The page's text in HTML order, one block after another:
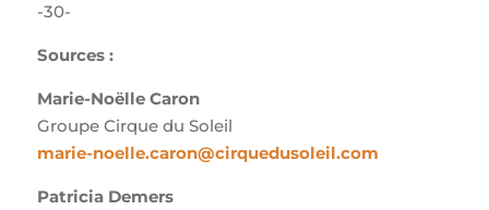
-30-
Sources :
Marie-Noëlle Caron
Groupe Cirque du Soleil
marie-noelle.caron@cirquedusoleil.com
Patricia Demers